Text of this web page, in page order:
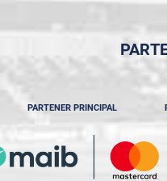
PARTENER PRINCIPAL